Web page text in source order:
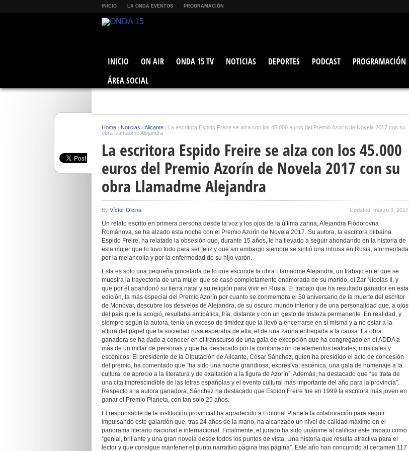
INICIO LA ONDA EVENTOS PROGRAMACIÓN
INICIO ON AIR ONDA 15 TV NOTICIAS DEPORTES PODCAST PROGRAMACIÓN
ÁREA SOCIAL
Home / Noticias /Alicante / La escritora Espido Freire se alza con los 45.000 euros del Premio Azorín de Novela 2017 con su
obra Llamadme Alejandra
La escritora Espido Freire se alza con los 45.000
euros del Premio Azorín de Novela 2017 con su
obra Llamadme Alejandra
By Víctor Olcina Updated: marzo 3, 2017
Un relato escrito en primera persona desde la voz y los ojos de la última zarina, Alejandra Fiódorovna
Románova, se ha alzado esta noche con el Premio Azorín de Novela 2017. Su autora, la escritora bilbaína
Espido Freire, ha relatado la obsesión que, durante 15 años, le ha llevado a seguir ahondando en la historia de
esta mujer que lo tuvo todo para ser feliz y que sin embargo siempre se sintió una intrusa en Rusia, atormentada
por la melancolía y por la enfermedad de su hijo varón.
Esta es solo una pequeña pincelada de lo que esconde la obra Llamadme Alejandra, un trabajo en el que se
muestra la trayectoria de una mujer que se casó completamente enamorada de su marido, el Zar Nicolás II, y
que por él abandonó su tierra natal y su religión para vivir en Rusia. El trabajo que ha resultado ganador en esta
edición, la más especial del Premio Azorín por cuanto se conmemora el 50 aniversario de la muerte del escritor
de Monóvar, descubre los desvelos de Alejandra, de su oscuro mundo interior y de una personalidad que, a ojos
del país que la acogió, resultaba antipática, fría, distante y con un gesto de tristeza permanente. En realidad, y
siempre según la autora, tenía un exceso de timidez que la llevó a encerrarse en sí misma y a no estar a la
altura del papel que la sociedad rusa esperaba de ella, el de una zarina entregada a la causa. La obra
ganadora se ha dado a conocer en el transcurso de una gala de excepción que ha congregado en el ADDA a
más de un millar de personas y que ha destacado por la combinación de elementos teatrales, musicales y
escénicos. El presidente de la Diputación de Alicante, César Sánchez, quien ha presidido el acto de concesión
del premio, ha comentado que “ha sido una noche grandiosa, expresiva, escénica, una gala de homenaje a la
cultura, de aprecio a la literatura y de exaltación a la figura de Azorín”. Además, ha destacado que “se trata de
una cita imprescindible de las letras españolas y el evento cultural más importante del año para la provincia”.
Respecto a la autora ganadora, Sánchez ha destacado que Espido Freire fue en 1999 la escritora más joven en
ganar el Premio Planeta, con tan solo 25 años.
El responsable de la institución provincial ha agradecido a Editorial Planeta la colaboración para seguir
impulsando este galardón que, tras 24 años de la mano, ha alcanzado un nivel de calidad máximo en el
panorama literario nacional e internacional. Finalmente, el jurado ha sido unánime al calificar este trabajo como
“genial, brillante y una gran novela desde todos los puntos de vista. Una historia que resulta atractiva para el
lector y que consigue mantener el punto narrativo página tras página”. Este año han concurrido al certamen 117